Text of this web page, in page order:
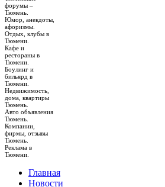
форумы –
Тюмень.
Юмор, анекдоты,
афоризмы.
Отдых, клубы в
Тюмени.
Кафе и
рестораны в
Тюмени.
Боулинг и
бильярд в
Тюмени.
Недвижимость,
дома, квартиры
Тюмень.
Авто объявления
Тюмень.
Компании,
фирмы, отзывы
Тюмень.
Реклама в
Тюмени.
Главная
Новости